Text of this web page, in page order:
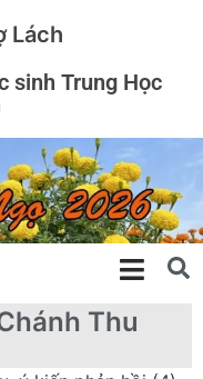
Lách
sinh Trung Học
Thu